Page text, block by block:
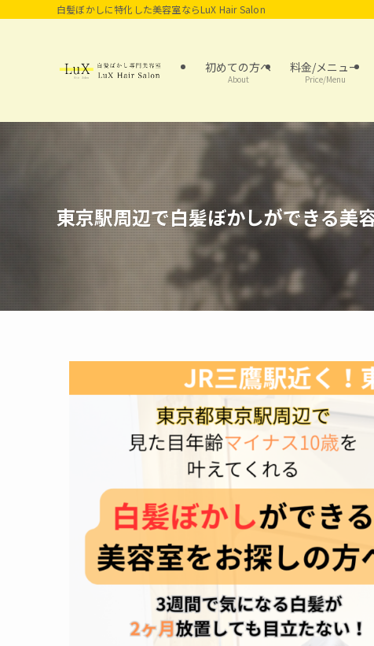
白髪ぼかしに特化した美容室ならLuX Hair Salon
初めての方へ
About
料金/メニュー
Price/Menu
東京駅周辺で白髪ぼかしができる美